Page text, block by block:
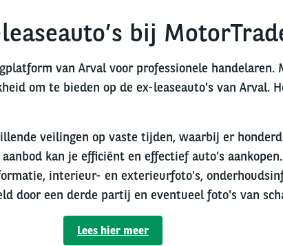
bij
van Arval voor professionele handelaren.
om te bieden op de ex-leaseauto's van Arval.
veilingen op vaste tijden, waarbij er
kan je efficiënt en effectief auto’s
interieur- en exterieurfoto's,
door een derde partij en eventueel foto's van
Lees hier meer